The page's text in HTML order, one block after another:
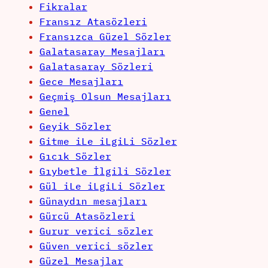
Fikralar
Fransız Atasözleri
Fransızca Güzel Sözler
Galatasaray Mesajları
Galatasaray Sözleri
Gece Mesajları
Geçmiş Olsun Mesajları
Genel
Geyik Sözler
Gitme iLe iLgiLi Sözler
Gıcık Sözler
Gıybetle İlgili Sözler
Gül iLe iLgiLi Sözler
Günaydın mesajları
Gürcü Atasözleri
Gurur verici sözler
Güven verici sözler
Güzel Mesajlar